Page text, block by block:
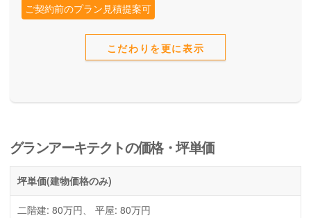
ご契約前のプラン見積提案可
こだわりを更に表示
グランアーキテクトの価格・坪単価
坪単価(建物価格のみ)
二階建: 80万円、 平屋: 80万円